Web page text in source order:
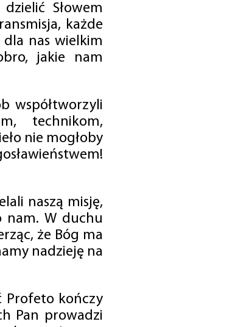
Słowem
każde
nas wielkim
jakie nam
współtworzyli
technikom,
nie mogłoby
naszą misję,
nam. W duchu
że Bóg ma
nadzieję na
Profeto kończy
Pan prowadzi